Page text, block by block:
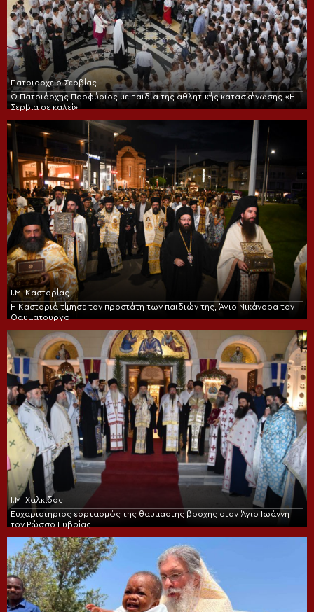
Πατριαρχείο Σερβίας
Ο Πατριάρχης Πορφύριος με παιδιά της αθλητικής κατασκήνωσης «Η
Σερβία σε καλεί»
Ι.Μ. Καστορίας
Η Καστοριά τίμησε τον προστάτη των παιδιών της, Άγιο Νικάνορα τον
Θαυματουργό
Ι.Μ. Χαλκίδος
Ευχαριστήριος εορτασμός της θαυμαστής βροχής στον Άγιο Ιωάννη
τον Ρώσσο Ευβοίας